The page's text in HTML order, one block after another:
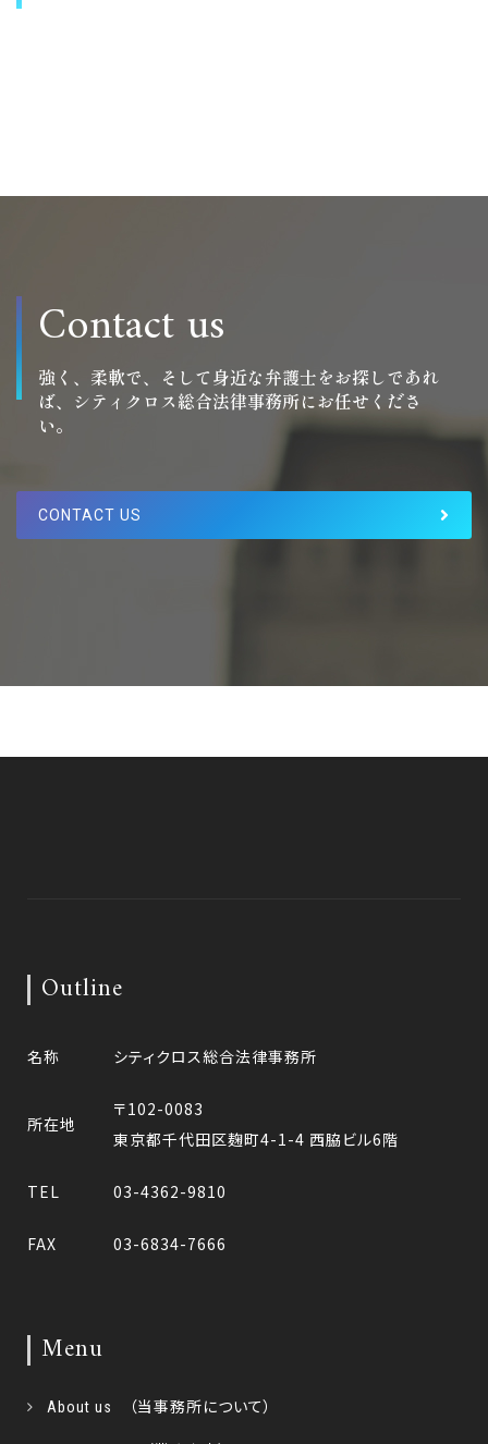
Contact us
強く、柔軟で、そして身近な弁護士をお探しであれ
ば、シティクロス総合法律事務所にお任せくださ
い。
CONTACT US
Outline
名称 シティクロス総合法律事務所
所在地
〒102-0083
東京都千代田区麹町4-1-4 西脇ビル6階
TEL 03-4362-9810
FAX 03-6834-7666
Menu
About us （当事務所について）